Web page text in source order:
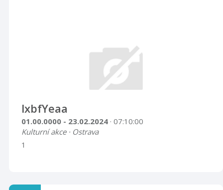
lxbfYeaa
01.00.0000 - 23.02.2024 · 07:10:00
Kulturní akce · Ostrava
1